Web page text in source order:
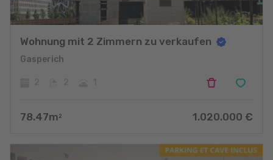
Wohnung mit 2 Zimmern zu verkaufen
Gasperich
78.47m 2 1.020.000 €